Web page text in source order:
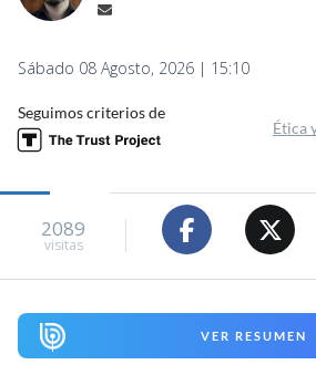
Sábado 08 Agosto, 2026 | 15:10
Seguimos criterios de
Ética
2089
visitas
VER RESUMEN